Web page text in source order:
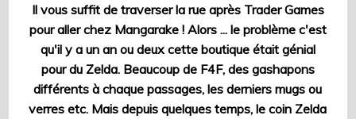
Il vous suffit de traverser la rue après Trader Games
pour aller chez Mangarake ! Alors ... le problème c'est
qu'il y a un an ou deux cette boutique était génial
pour du Zelda. Beaucoup de F4F, des gashapons
différents à chaque passages, les derniers mugs ou
verres etc. Mais depuis quelques temps, le coin Zelda